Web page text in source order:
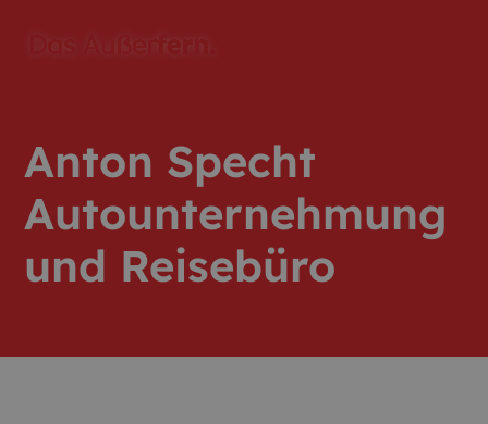
Anton Specht
Autounternehmung
und Reisebüro